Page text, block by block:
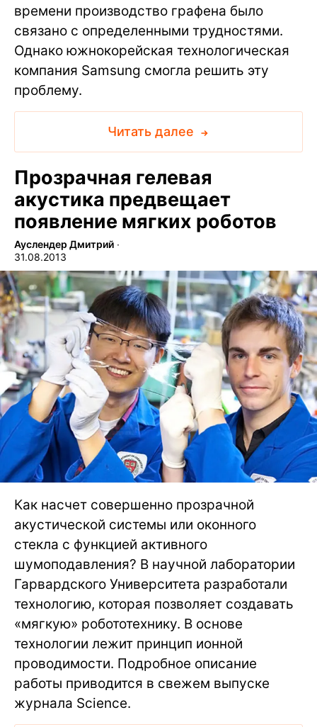
времени производство графена было
связано с определенными трудностями.
Однако южнокорейская технологическая
компания Samsung смогла решить эту
проблему.
Читать далее
Прозрачная гелевая
акустика предвещает
появление мягких роботов
Ауслендер Дмитрий ∙
31.08.2013
Как насчет совершенно прозрачной
акустической системы или оконного
стекла с функцией активного
шумоподавления? В научной лаборатории
Гарвардского Университета разработали
технологию, которая позволяет создавать
«мягкую» робототехнику. В основе
технологии лежит принцип ионной
проводимости. Подробное описание
работы приводится в свежем выпуске
журнала Science.